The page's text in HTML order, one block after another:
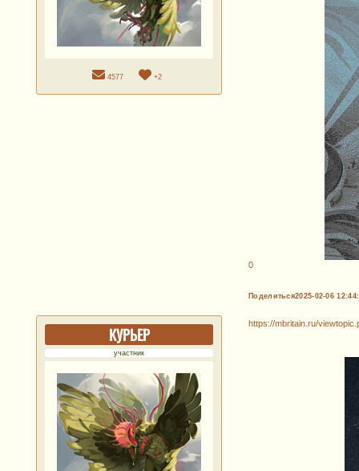
4577 +2
0
Поделиться2025-02-06
КУРЬЕР
участник
https://mbritain.ru/